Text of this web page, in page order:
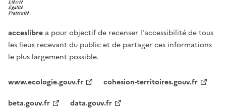
acceslibre a pour objectif de recenser l'accessibilité de tous
les lieux recevant du public et de partager ces informations
le plus largement possible.
www.ecologie.gouv.fr
cohesion-territoires.gouv.fr
beta.gouv.fr
data.gouv.fr